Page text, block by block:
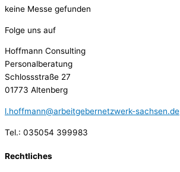
keine Messe gefunden
Folge uns auf
Hoffmann Consulting
Personalberatung
Schlossstraße 27
01773 Altenberg
l.hoffmann@arbeitgebernetzwerk-sachsen.de
Tel.: 035054 399983
Rechtliches